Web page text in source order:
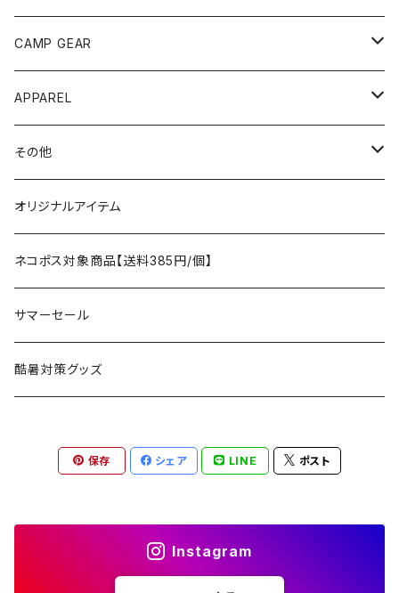
ANOBA
AO COOLERS
asobito
AS2OV
AXESQUIN
Ballistics
BEDROCK SANDALS
BROOKLYN WORKS
テント、シェルター
バックパック
ポーチ／サコッシュ
ストレージ
パッキングアクセサリー
スリーピングギア
クッキングギア
ヘッドライト／ランタン
アクセサリー
CAMP GEAR
テント、タープ
テント、シェルター
タープ
スリーピングギア
寝袋
マット
アクセサリー
テーブル、チェア
テーブル
チェア
ランタン、ライト
燃料ランタン
LEDライト
焚火台／薪ストーブ
焚火台
七輪、グリル
暖房器具
ガスストーブ
斧、鉈
クッキングギア
バーナー／ストーブ
コンテナ、ギアケース
APPAREL
トップス
ボトムス
アンダーウェア
ハンドウェア
ヘッドギア
フットウェア
アクセサリー
その他
遊び
フィッシング
ラジコン
ケア用品
雑貨
アウトレット
オリジナルアイテム
ネコポス対象商品【送料385円/個】
サマーセール
酷暑対策グッズ
保存 シェア LINE ポスト
Instagram